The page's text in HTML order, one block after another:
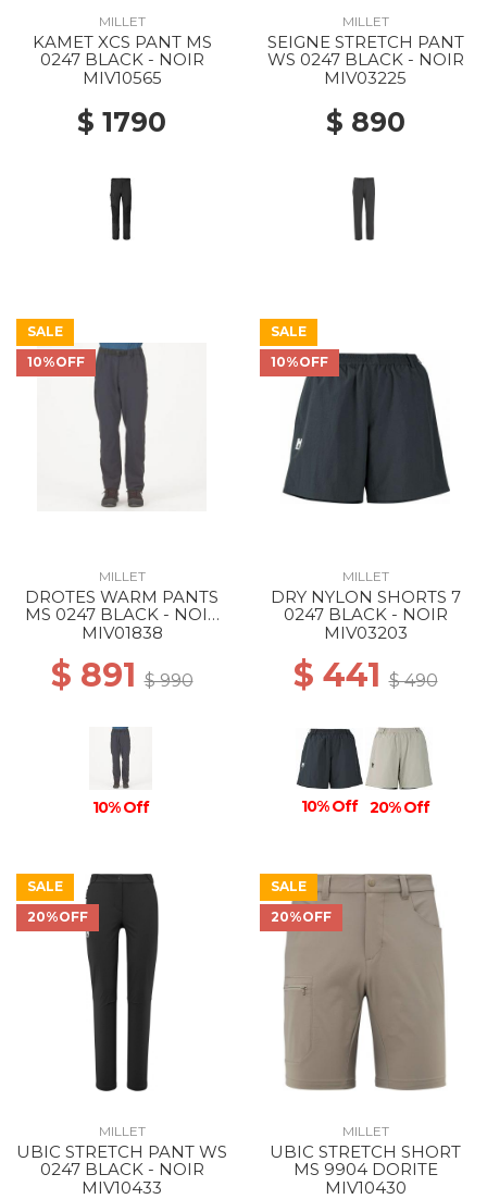
MILLET
KAMET XCS PANT MS
0247 BLACK - NOIR
MIV10565
$ 1790
MILLET
SEIGNE STRETCH PANT
WS 0247 BLACK - NOIR
MIV03225
$ 890
SALE
10%OFF
MILLET
DROTES WARM PANTS
MS 0247 BLACK - NOIR
NEW
MIV01838
$ 891$ 990
10% Off
SALE
10%OFF
MILLET
DRY NYLON SHORTS 7
0247 BLACK - NOIR
MIV03203
$ 441$ 490
10% Off 20% Off
SALE
20%OFF
MILLET
UBIC STRETCH PANT WS
0247 BLACK - NOIR
MIV10433
SALE
20%OFF
MILLET
UBIC STRETCH SHORT
MS 9904 DORITE
MIV10430